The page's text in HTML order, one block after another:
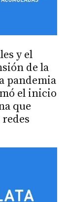
y el
de la
pandemia
el inicio
que